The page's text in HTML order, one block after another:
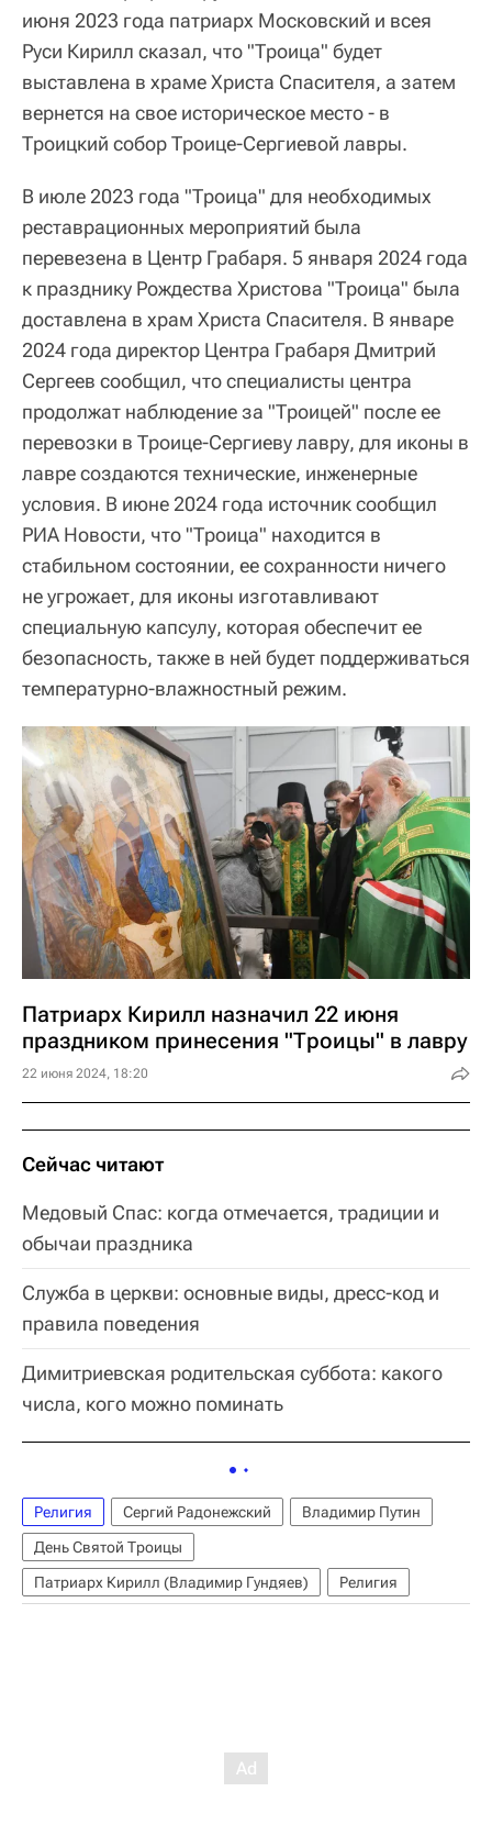
июня 2023 года патриарх Московский и всея
Руси Кирилл сказал, что "Троица" будет
выставлена в храме Христа Спасителя, а затем
вернется на свое историческое место - в
Троицкий собор Троице-Сергиевой лавры.
В июле 2023 года "Троица" для необходимых
реставрационных мероприятий была
перевезена в Центр Грабаря. 5 января 2024 года
к празднику Рождества Христова "Троица" была
доставлена в храм Христа Спасителя. В январе
2024 года директор Центра Грабаря Дмитрий
Сергеев сообщил, что специалисты центра
продолжат наблюдение за "Троицей" после ее
перевозки в Троице-Сергиеву лавру, для иконы в
лавре создаются технические, инженерные
условия. В июне 2024 года источник сообщил
РИА Новости, что "Троица" находится в
стабильном состоянии, ее сохранности ничего
не угрожает, для иконы изготавливают
специальную капсулу, которая обеспечит ее
безопасность, также в ней будет поддерживаться
температурно-влажностный режим.
Патриарх Кирилл назначил 22 июня
праздником принесения "Троицы" в лавру
22 июня 2024, 18:20
Сейчас читают
Медовый Спас: когда отмечается, традиции и
обычаи праздника
Служба в церкви: основные виды, дресс-код и
правила поведения
Димитриевская родительская суббота: какого
числа, кого можно поминать
Религия Сергий Радонежский
Владимир Путин
День Святой Троицы
Патриарх Кирилл (Владимир Гундяев)
Религия